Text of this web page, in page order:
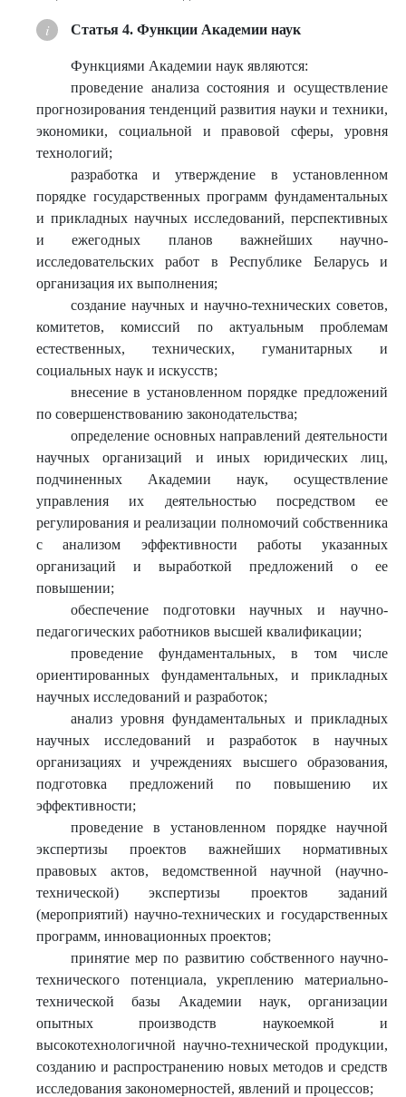
Статья 4. Функции Академии наук
Функциями Академии наук являются:
проведение анализа состояния и осуществление
прогнозирования тенденций развития науки и техники,
экономики, социальной и правовой сферы, уровня
технологий;
разработка и утверждение в установленном
порядке государственных программ фундаментальных
и прикладных научных исследований, перспективных
и ежегодных планов важнейших научно-
исследовательских работ в Республике Беларусь и
организация их выполнения;
создание научных и научно-технических советов,
комитетов, комиссий по актуальным проблемам
естественных, технических, гуманитарных и
социальных наук и искусств;
внесение в установленном порядке предложений
по совершенствованию законодательства;
определение основных направлений деятельности
научных организаций и иных юридических лиц,
подчиненных Академии наук, осуществление
управления их деятельностью посредством ее
регулирования и реализации полномочий собственника
с анализом эффективности работы указанных
организаций и выработкой предложений о ее
повышении;
обеспечение подготовки научных и научно-
педагогических работников высшей квалификации;
проведение фундаментальных, в том числе
ориентированных фундаментальных, и прикладных
научных исследований и разработок;
анализ уровня фундаментальных и прикладных
научных исследований и разработок в научных
организациях и учреждениях высшего образования,
подготовка предложений по повышению их
эффективности;
проведение в установленном порядке научной
экспертизы проектов важнейших нормативных
правовых актов, ведомственной научной (научно-
технической) экспертизы проектов заданий
(мероприятий) научно-технических и государственных
программ, инновационных проектов;
принятие мер по развитию собственного научно-
технического потенциала, укреплению материально-
технической базы Академии наук, организации
опытных производств наукоемкой и
высокотехнологичной научно-технической продукции,
созданию и распространению новых методов и средств
исследования закономерностей, явлений и процессов;